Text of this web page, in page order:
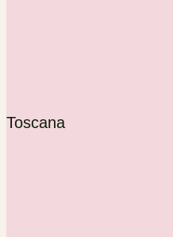
Toscana